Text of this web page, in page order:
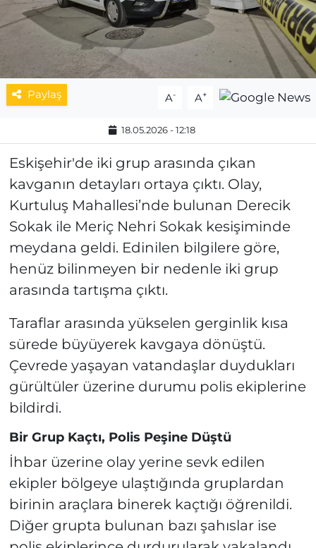
Paylaş A- A+
18.05.2026 - 12:18
Eskişehir'de iki grup arasında çıkan
kavganın detayları ortaya çıktı. Olay,
Kurtuluş Mahallesi’nde bulunan Derecik
Sokak ile Meriç Nehri Sokak kesişiminde
meydana geldi. Edinilen bilgilere göre,
henüz bilinmeyen bir nedenle iki grup
arasında tartışma çıktı.
Taraflar arasında yükselen gerginlik kısa
sürede büyüyerek kavgaya dönüştü.
Çevrede yaşayan vatandaşlar duydukları
gürültüler üzerine durumu polis ekiplerine
bildirdi.
Bir Grup Kaçtı, Polis Peşine Düştü
İhbar üzerine olay yerine sevk edilen
ekipler bölgeye ulaştığında gruplardan
birinin araçlara binerek kaçtığı öğrenildi.
Diğer grupta bulunan bazı şahıslar ise